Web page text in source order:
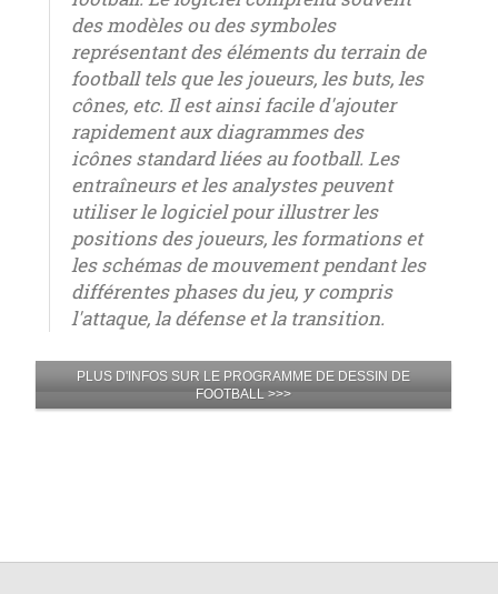
des modèles ou des symboles
représentant des éléments du terrain de
football tels que les joueurs, les buts, les
cônes, etc. Il est ainsi facile d'ajouter
rapidement aux diagrammes des
icônes standard liées au football. Les
entraîneurs et les analystes peuvent
utiliser le logiciel pour illustrer les
positions des joueurs, les formations et
les schémas de mouvement pendant les
différentes phases du jeu, y compris
l'attaque, la défense et la transition.
PLUS D'INFOS SUR LE PROGRAMME DE DESSIN DE
FOOTBALL >>>